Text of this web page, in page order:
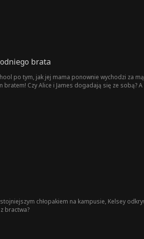
brata
po tym, jak jej mama ponownie wychodzi za
Czy Alice i James dogadają się ze sobą?
chłopakiem na kampusie, Kelsey
bractwa?